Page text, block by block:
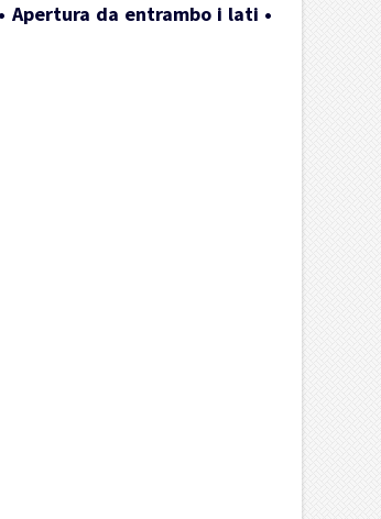
Apertura da entrambo i lati •